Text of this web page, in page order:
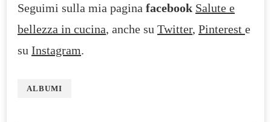
Seguimi sulla mia pagina facebook Salute e
bellezza in cucina, anche su Twitter, Pinterest e
su Instagram.
ALBUMI